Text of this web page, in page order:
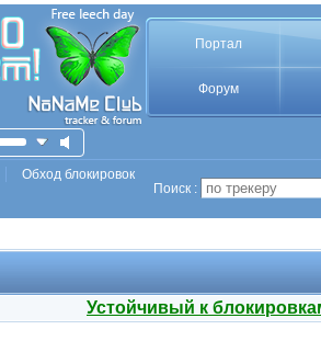
Портал
Форум
Обход блокировок
Поиск :
Устойчивый к